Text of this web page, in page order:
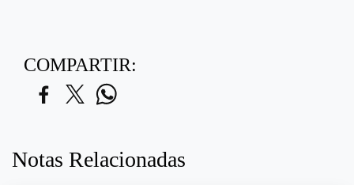
COMPARTIR:
Notas Relacionadas